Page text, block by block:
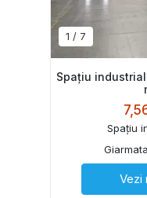
1 / 7
Spațiu
Spațiu
Giarmata
Vezi